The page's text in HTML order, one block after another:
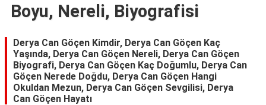
Boyu, Nereli, Biyografisi
Derya Can Göçen Kimdir, Derya Can Göçen Kaç
Yaşında, Derya Can Göçen Nereli, Derya Can Göçen
Biyografi, Derya Can Göçen Kaç Doğumlu, Derya Can
Göçen Nerede Doğdu, Derya Can Göçen Hangi
Okuldan Mezun, Derya Can Göçen Sevgilisi, Derya
Can Göçen Hayatı